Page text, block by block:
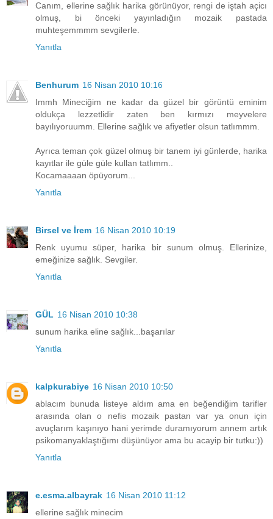
Canım, ellerine sağlık harika görünüyor, rengi de iştah açicı
olmuş, bi önceki yayınladığın mozaik pastada
muhteşemmmm sevgilerle.
Yanıtla
Benhurum 16 Nisan 2010 10:16
Immh Mineciğim ne kadar da güzel bir görüntü eminim
oldukça lezzetlidir zaten ben kırmızı meyvelere
bayılıyoruumm. Ellerine sağlık ve afiyetler olsun tatlımmm.
Ayrıca teman çok güzel olmuş bir tanem iyi günlerde, harika
kayıtlar ile güle güle kullan tatlımm..
Kocamaaaan öpüyorum...
Yanıtla
Birsel ve İrem 16 Nisan 2010 10:19
Renk uyumu süper, harika bir sunum olmuş. Ellerinize,
emeğinize sağlık. Sevgiler.
Yanıtla
GÜL 16 Nisan 2010 10:38
sunum harika eline sağlık...başarılar
Yanıtla
kalpkurabiye 16 Nisan 2010 10:50
ablacım bunuda listeye aldım ama en beğendiğim tarifler
arasında olan o nefis mozaik pastan var ya onun için
avuçlarım kaşınıyo hani yerimde duramıyorum annem artık
psikomanyaklaştığımı düşünüyor ama bu acayip bir tutku:))
Yanıtla
e.esma.albayrak 16 Nisan 2010 11:12
ellerine sağlık minecim